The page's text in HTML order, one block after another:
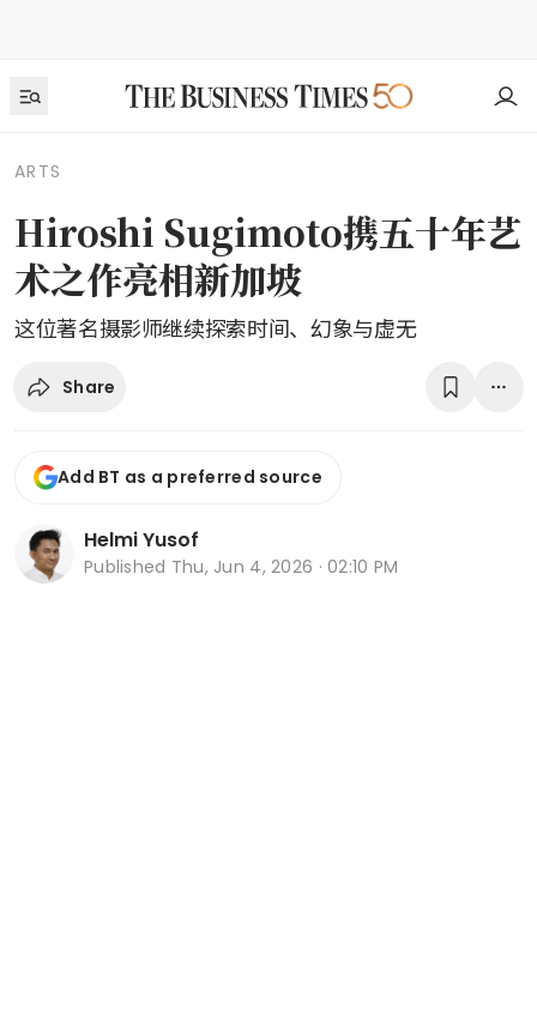
ARTS
Hiroshi Sugimoto携五十年艺
术之作亮相新加坡
这位著名摄影师继续探索时间、幻象与虚无
Share
Add BT as a preferred source
Helmi Yusof
Published Thu, Jun 4, 2026 · 02:10 PM